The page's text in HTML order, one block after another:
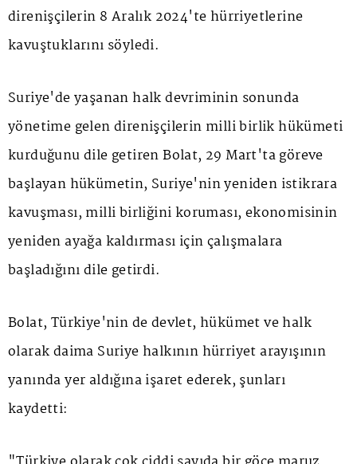
direnişçilerin 8 Aralık 2024'te hürriyetlerine
kavuştuklarını söyledi.
Suriye'de yaşanan halk devriminin sonunda
yönetime gelen direnişçilerin milli birlik hükümeti
kurduğunu dile getiren Bolat, 29 Mart'ta göreve
başlayan hükümetin, Suriye'nin yeniden istikrara
kavuşması, milli birliğini koruması, ekonomisinin
yeniden ayağa kaldırması için çalışmalara
başladığını dile getirdi.
Bolat, Türkiye'nin de devlet, hükümet ve halk
olarak daima Suriye halkının hürriyet arayışının
yanında yer aldığına işaret ederek, şunları
kaydetti: